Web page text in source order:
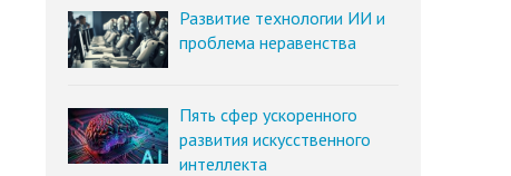
Развитие технологии ИИ и
проблема неравенства
Пять сфер ускоренного
развития искусственного
интеллекта